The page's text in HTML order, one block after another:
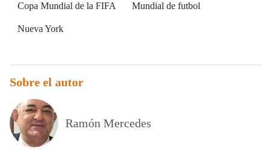
Copa Mundial de la FIFA Mundial de futbol
Nueva York
Sobre el autor
Ramón Mercedes